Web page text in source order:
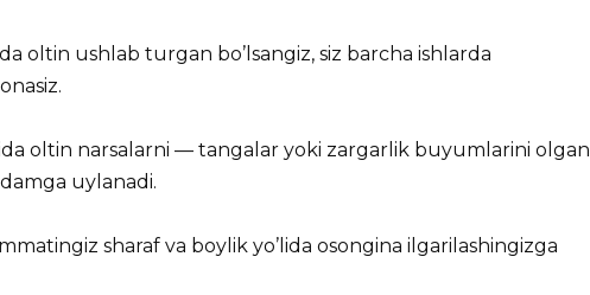
oltin ushlab turgan bo’lsangiz, siz barcha ishlarda
oltin narsalarni — tangalar yoki zargarlik buyumlarini olgan
uylanadi.
sharaf va boylik yo’lida osongina ilgarilashingizga